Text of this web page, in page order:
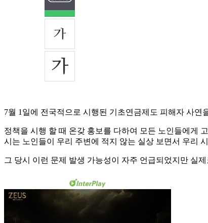
7월 1일에 전국적으로 시행된 기초연금제도 피해자 사연
정책을 시행 할 때 온갖 홍보를 다하여 모든 노인들에게
시는 노인들이 우리 주변에 적지 않는 실상 보면서 우리
그 당시 이런 문제 발생 가능성이 자주 언급되었지만 실